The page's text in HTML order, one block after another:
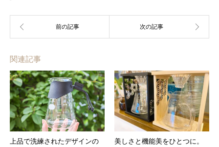
関連記事
上品で洗練されたデザインの
美しさと機能美をひとつに。